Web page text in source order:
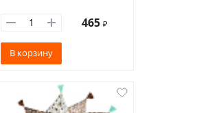
465 ₽
В корзину